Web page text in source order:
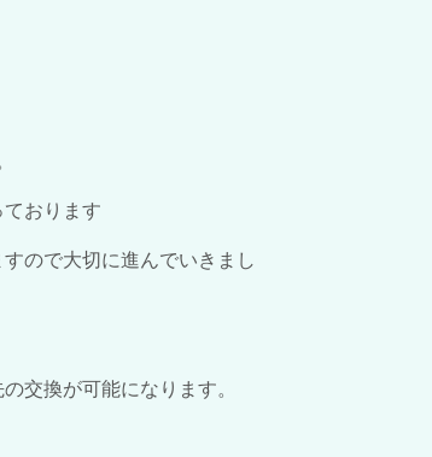
おります
ので大切に進んでいきまし
交換が可能になります。